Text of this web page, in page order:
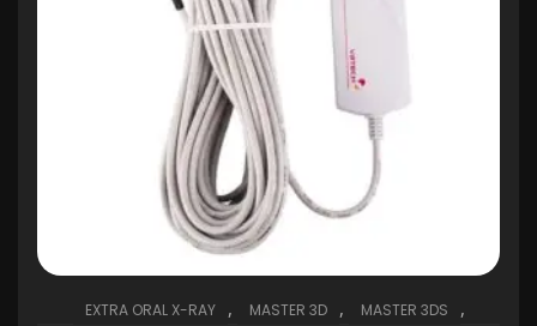
EXTRA ORAL X-RAY , MASTER 3D , MASTER 3DS ,